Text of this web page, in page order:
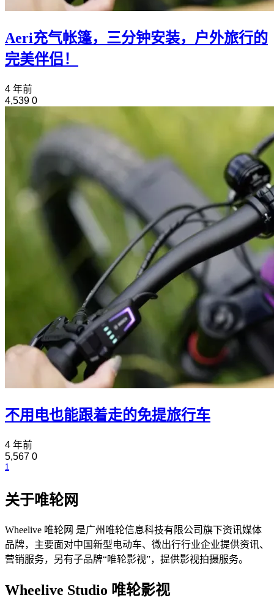
Aeri充气帐篷，三分钟安装，户外旅行的
完美伴侣！
4 年前
4,539 0
不用电也能跟着走的免提旅行车
4 年前
5,567 0
1
关于唯轮网
Wheelive 唯轮网 是广州唯轮信息科技有限公司旗下资讯媒体
品牌，主要面对中国新型电动车、微出行行业企业提供资讯、
营销服务，另有子品牌“唯轮影视”，提供影视拍摄服务。
Wheelive Studio 唯轮影视